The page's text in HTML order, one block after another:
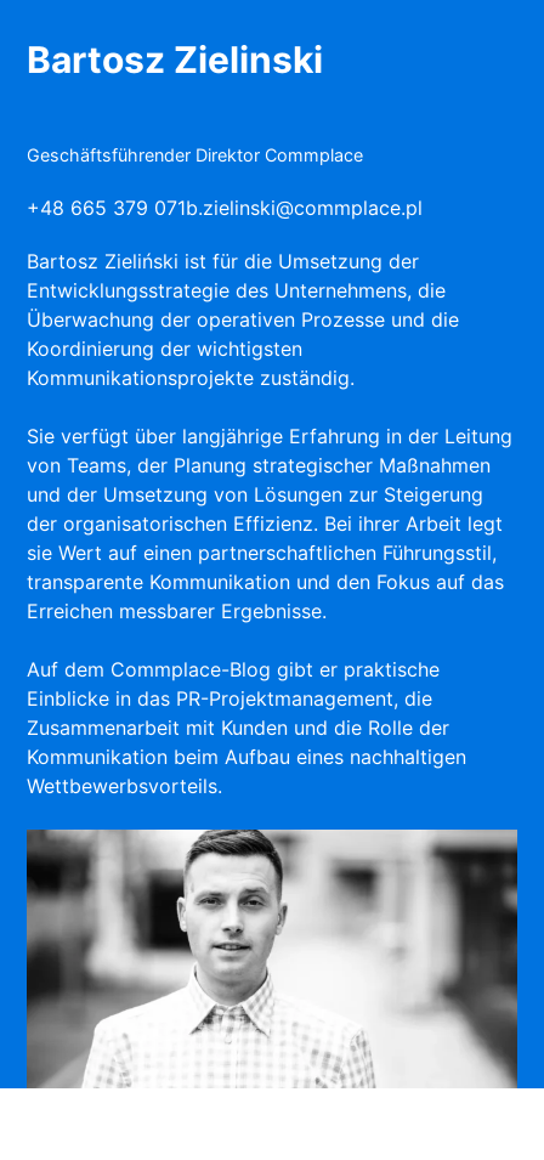
Bartosz Zielinski
Geschäftsführender Direktor Commplace
+48 665 379 071b.zielinski@commplace.pl
Bartosz Zieliński ist für die Umsetzung der
Entwicklungsstrategie des Unternehmens, die
Überwachung der operativen Prozesse und die
Koordinierung der wichtigsten
Kommunikationsprojekte zuständig.
Sie verfügt über langjährige Erfahrung in der Leitung
von Teams, der Planung strategischer Maßnahmen
und der Umsetzung von Lösungen zur Steigerung
der organisatorischen Effizienz. Bei ihrer Arbeit legt
sie Wert auf einen partnerschaftlichen Führungsstil,
transparente Kommunikation und den Fokus auf das
Erreichen messbarer Ergebnisse.
Auf dem Commplace-Blog gibt er praktische
Einblicke in das PR-Projektmanagement, die
Zusammenarbeit mit Kunden und die Rolle der
Kommunikation beim Aufbau eines nachhaltigen
Wettbewerbsvorteils.